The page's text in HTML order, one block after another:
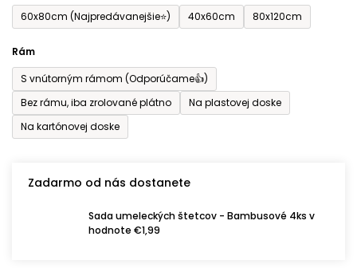
60x80cm (Najpredávanejšie⭐)
40x60cm 80x120cm
Rám
S vnútorným rámom (Odporúčame👍)
Bez rámu, iba zrolované plátno
Na plastovej doske
Na kartónovej doske
Zadarmo od nás dostanete
Sada umeleckých štetcov - Bambusové 4ks v
hodnote €1,99